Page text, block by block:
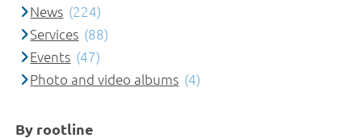
News (224)
Services (88)
Events (47)
Photo and video albums (4)
By rootline